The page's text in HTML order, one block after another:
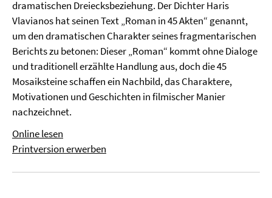
dramatischen Dreiecksbeziehung. Der Dichter Haris
Vlavianos hat seinen Text „Roman in 45 Akten“ genannt,
um den dramatischen Charakter seines fragmentarischen
Berichts zu betonen: Dieser „Roman“ kommt ohne Dialoge
und traditionell erzählte Handlung aus, doch die 45
Mosaiksteine schaffen ein Nachbild, das Charaktere,
Motivationen und Geschichten in filmischer Manier
nachzeichnet.
Online lesen
Printversion erwerben